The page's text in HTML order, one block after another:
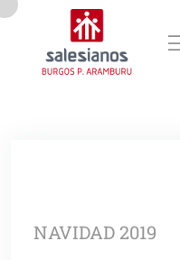
NAVIDAD 2019